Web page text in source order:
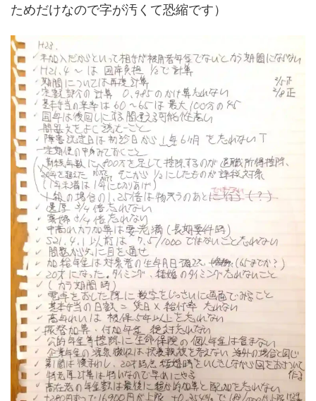
ためだけなので字が汚くて恐縮です）